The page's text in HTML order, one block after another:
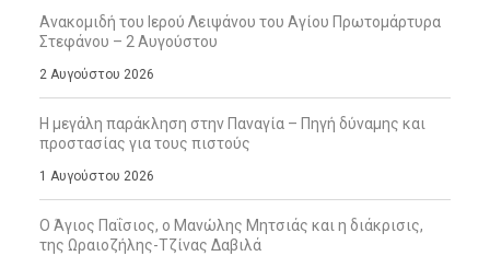
Ανακομιδή του Ιερού Λειψάνου του Αγίου Πρωτομάρτυρα
Στεφάνου – 2 Αυγούστου
2 Αυγούστου 2026
Η μεγάλη παράκληση στην Παναγία – Πηγή δύναμης και
προστασίας για τους πιστούς
1 Αυγούστου 2026
Ο Άγιος Παΐσιος, ο Μανώλης Μητσιάς και η διάκρισις,
της Ωραιοζήλης-Τζίνας Δαβιλά